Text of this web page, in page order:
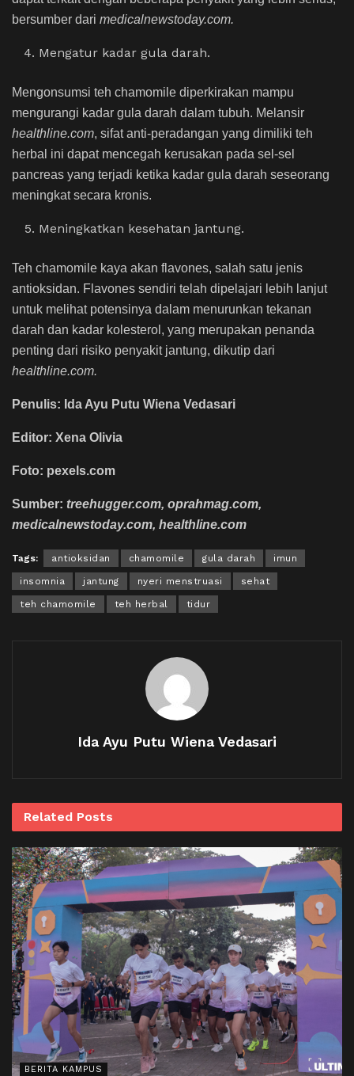
bersumber dari medicalnewstoday.com.
Mengatur kadar gula darah.
Mengonsumsi teh chamomile diperkirakan mampu
mengurangi kadar gula darah dalam tubuh. Melansir
healthline.com, sifat anti-peradangan yang dimiliki teh
herbal ini dapat mencegah kerusakan pada sel-sel
pancreas yang terjadi ketika kadar gula darah seseorang
meningkat secara kronis.
Meningkatkan kesehatan jantung.
Teh chamomile kaya akan flavones, salah satu jenis
antioksidan. Flavones sendiri telah dipelajari lebih lanjut
untuk melihat potensinya dalam menurunkan tekanan
darah dan kadar kolesterol, yang merupakan penanda
penting dari risiko penyakit jantung, dikutip dari
healthline.com.
Penulis: Ida Ayu Putu Wiena Vedasari
Editor: Xena Olivia
Foto: pexels.com
Sumber: treehugger.com, oprahmag.com,
medicalnewstoday.com, healthline.com
Tags: antioksidan chamomile gula darah imun
insomnia jantung nyeri menstruasi sehat
teh chamomile teh herbal tidur
Ida Ayu Putu Wiena Vedasari
Related Posts
BERITA KAMPUS